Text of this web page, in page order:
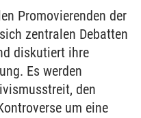
Promovierenden der
zentralen Debatten
diskutiert ihre
Es werden
den
um eine